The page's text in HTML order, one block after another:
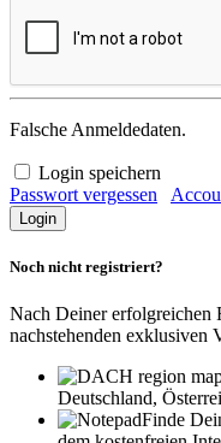
Falsche Anmeldedaten.
Login speichern
Passwort vergessen
Noch nicht registriert?
Nach Deiner erfolgreichen
nachstehenden exklusiven
Deutschland,
Finde